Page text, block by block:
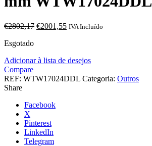
€2802,17 O
€2802,17.
€2001,55O
€2001,55.
IVA Incluído
Esgotado
Adicionar à lista de desejos
Compare
REF: WTW17024DDL Categoria: Outros
Share
Facebook
X
Pinterest
LinkedIn
Telegram